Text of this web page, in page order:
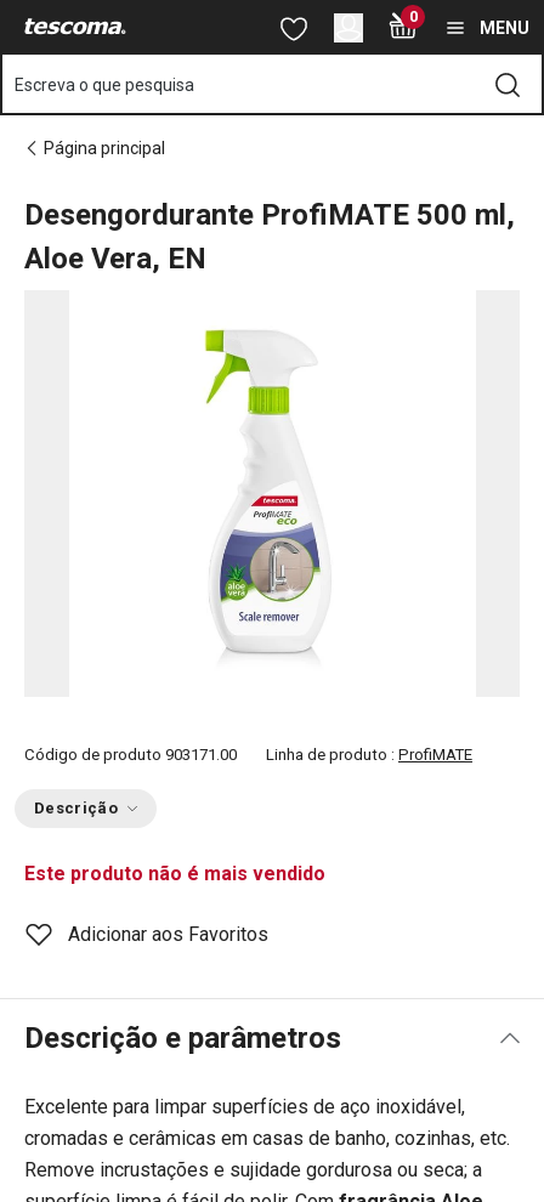
Está na página Desengordurante ProfiMATE 500 ml, Aloe Vera,
Saltar para o conteúdo principal
Saltar para a pesquisa
Saltar para a navegação 0
MENU
Escreva o que pesquisa
Página principal
Desengordurante ProfiMATE 500 ml,
Aloe Vera, EN
Código de produto 903171.00 Linha de produto : ProfiMATE
Descrição
Este produto não é mais vendido
Adicionar aos Favoritos
Descrição e parâmetros
Excelente para limpar superfícies de aço inoxidável,
cromadas e cerâmicas em casas de banho, cozinhas, etc.
Remove incrustações e sujidade gordurosa ou seca; a